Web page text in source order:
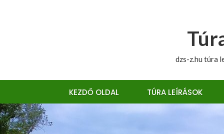
dzs-z.hu túra
KEZDŐ OLDAL TÚRA LEÍRÁSOK